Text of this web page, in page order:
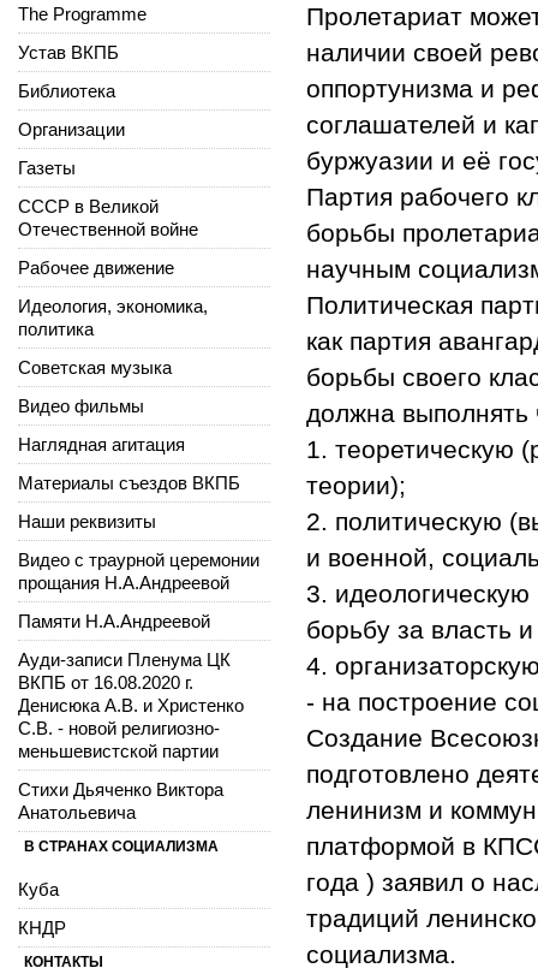
Пролетариат
наличии своей
оппортунизма и
соглашателей и
буржуазии и её
Партия рабочего
борьбы
научным
Политическая
как партия
борьбы своего
должна
1. теоретическую
теории);
2. политическую
и военной,
3.
борьбу за власть
4.
- на построение
Создание
подготовлено
ленинизм и
платформой в
года ) заявил о
традиций
социализма.
The Programme
Устав ВКПБ
Библиотека
Организации
Газеты
СССР в Великой
Отечественной войне
Рабочее движение
Идеология, экономика,
политика
Советская музыка
Видео фильмы
Наглядная агитация
Материалы съездов ВКПБ
Наши реквизиты
Видео с траурной церемонии
прощания Н.А.Андреевой
Памяти Н.А.Андреевой
Ауди-записи Пленума ЦК
ВКПБ от 16.08.2020 г.
Денисюка А.В. и Христенко
С.В. - новой религиозно-
меньшевистской партии
Стихи Дьяченко Виктора
Анатольевича
В СТРАНАХ СОЦИАЛИЗМА
Куба
КНДР
КОНТАКТЫ